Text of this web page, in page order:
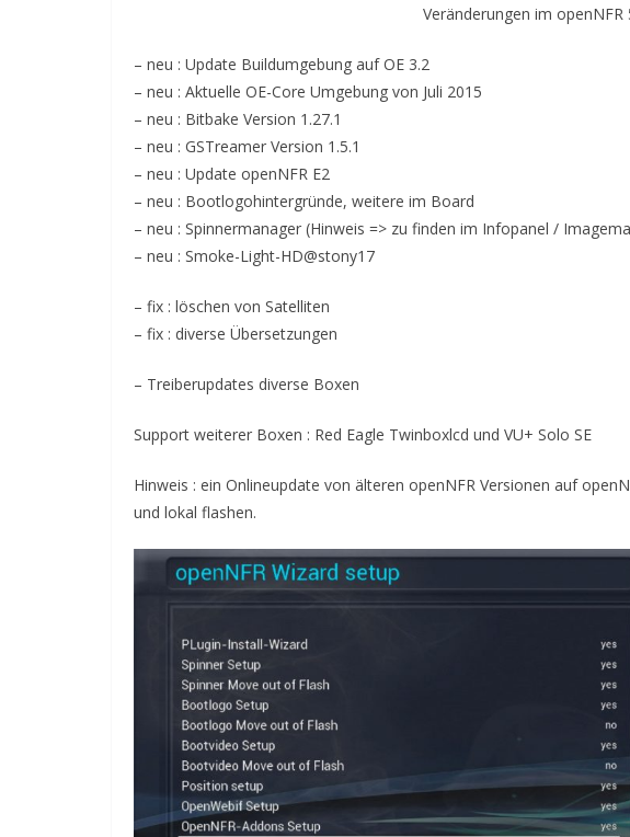
Veränderungen im openNFR
– neu : Update Buildumgebung auf OE 3.2
– neu : Aktuelle OE-Core Umgebung von Juli 2015
– neu : Bitbake Version 1.27.1
– neu : GSTreamer Version 1.5.1
– neu : Update openNFR E2
– neu : Bootlogohintergründe, weitere im Board
– neu : Spinnermanager (Hinweis => zu finden im Infopanel /
– neu : Smoke-Light-HD@stony17
– fix : löschen von Satelliten
– fix : diverse Übersetzungen
– Treiberupdates diverse Boxen
Support weiterer Boxen : Red Eagle Twinboxlcd und VU+ Solo SE
Hinweis : ein Onlineupdate von älteren openNFR Versionen auf
und lokal flashen.